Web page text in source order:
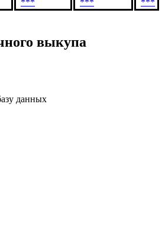
***
***
*** ***
данных